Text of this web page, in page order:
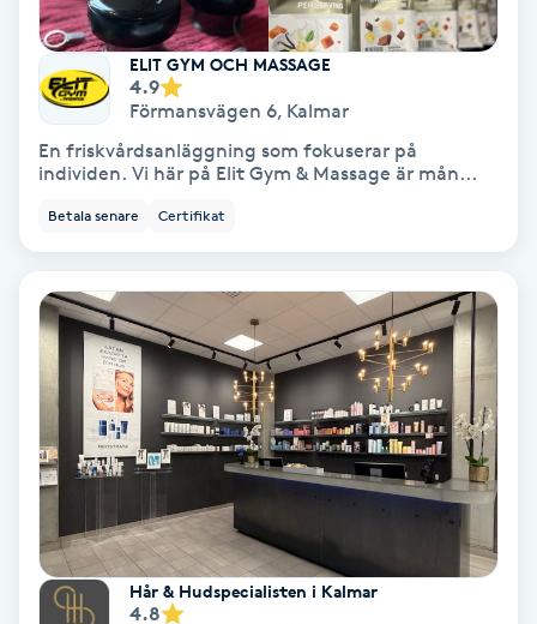
Läpptatuering
Makeup
Massage
Medial vägledning
Medicinsk massage
Medium
ELIT GYM OCH MASSAGE
4.9
Förmansvägen 6, Kalmar
En friskvårdsanläggning som fokuserar på
individen. Vi här på Elit Gym & Massage är mån...
Betala senare Certifikat
Hår & Hudspecialisten i Kalmar
4.8